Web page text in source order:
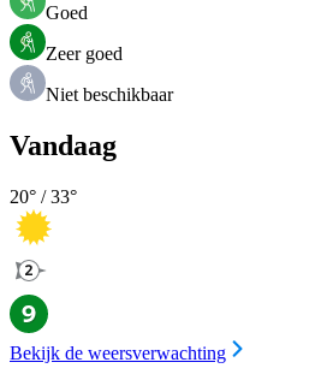
Goed
Zeer goed
Niet beschikbaar
Vandaag
20° /33°
Bekijk de weersverwachting